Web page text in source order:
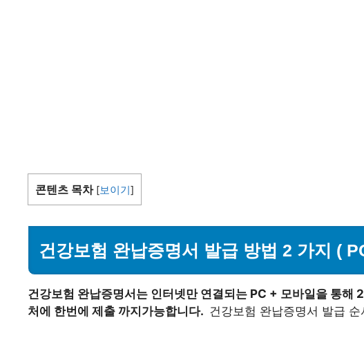
콘텐츠 목차 [보이기]
건강보험 완납증명서 발급 방법 2 가지 (
건강보험 완납증명서는 인터넷만 연결되는 PC + 모바일을 통해
처에 한번에 제출 까지가능합니다. 건강보험 완납증명서 발급